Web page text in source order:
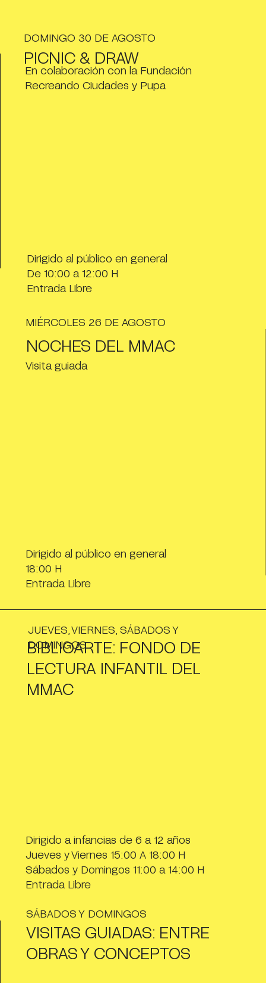
MIÉRCOLES 26 DE AGOSTO
NOCHES DEL MMAC
Visita guiada
Dirigido al público en general
18:00 H
Entrada Libre
JUEVES, VIERNES, SÁBADOS Y
DOMINGOS
BIBLIOARTE: FONDO DE
LECTURA INFANTIL DEL
MMAC
Dirigido a infancias de 6 a 12 años
Jueves y Viernes 15:00 A 18:00 H
Sábados y Domingos 11:00 a 14:00 H
Entrada Libre
​SÁBADOS Y DOMINGOS
VISITAS GUIADAS: ENTRE
OBRAS Y CONCEPTOS
DOMINGO 30 DE AGOSTO
PICNIC & DRAW
En colaboración con la Fundación
Recreando Ciudades y Pupa
Dirigido al público en general
De 10:00 a 12:00 H
Entrada Libre